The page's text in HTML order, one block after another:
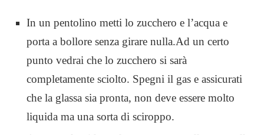
In un pentolino metti lo zucchero e l’acqua e
porta a bollore senza girare nulla.Ad un certo
punto vedrai che lo zucchero si sarà
completamente sciolto. Spegni il gas e assicurati
che la glassa sia pronta, non deve essere molto
liquida ma una sorta di sciroppo.